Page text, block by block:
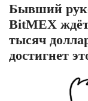
Бывший
BitMEX
тысяч
достигнет